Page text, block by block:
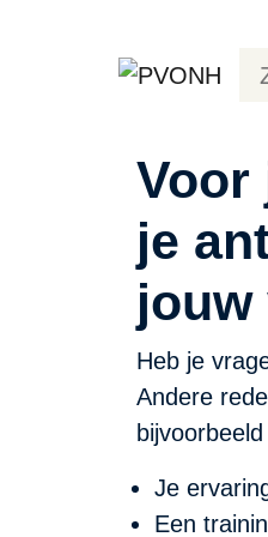
Voor
je
jouw
Heb je
Andere
Je
Een